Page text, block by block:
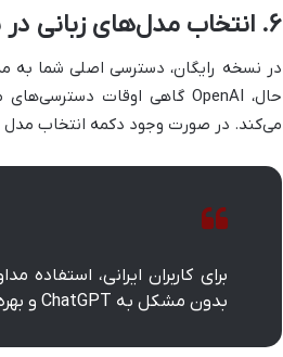
۶. انتخاب مدل‌های زبانی در نسخه رایگان
می‌کند. در صورت وجود دکمه انتخاب مدل
بدون مشکل به ChatGPT و بهره‌مندی از قابلیت‌های آن است.